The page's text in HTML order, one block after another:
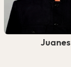
Juanes